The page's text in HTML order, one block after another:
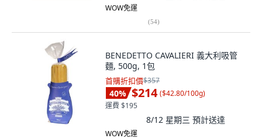
WOW免運
(54)
BENEDETTO CAVALIERI 義大利吸管
麵, 500g, 1包
首購折扣價$357
40% $214 ($42.80/100g)
運費 $195
8/12 星期三 預計送達
WOW免運